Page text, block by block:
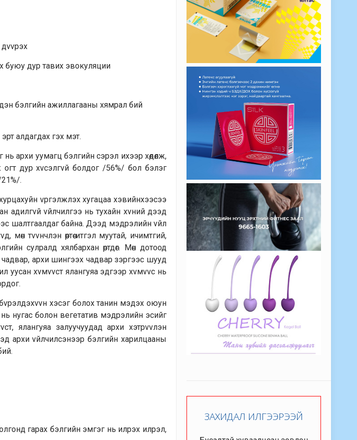
дvvрэх
буюу дур тавих эвокуляции
бэлгийн ажиллагааны хямрал бий
алдагдах гэх мэт.
нь архи уумагц бэлгийн сэрэл ихээр хөдөлж,
огт дур хvсэлгvй болдог /56%/ бол бэлэг
.
vргэлжлэх хугацаа хэвийнхээсээ
адилгvй vйлчилгээ нь тухайн хvний дээд
шалтгаалдаг байна. Дээд мэдрэлийн vйл
тvvнчлэн өөртөө итгэл муутай, ичимтгий,
сулралд хялбархан өртдөг. Мөн дотоод
чадвар, архи шингээх чадвар зэргээс шууд
уусан хvмvvст ялангуяа эдгээр хvмvvс нь
бvрэлдэхvvн хэсэг болох танин мэдэх оюун
нь нугас болон вегетатив мэдрэлийн эсийг
ялангуяа залуучуудад архи хэтрvvлэн
архи vйлчилсэнээр бэлгийн харилцааны
гарах бэлгийн эмгэг нь илрэх илрэл,
ЗАХИДАЛ ИЛГЭЭРЭЭЙ